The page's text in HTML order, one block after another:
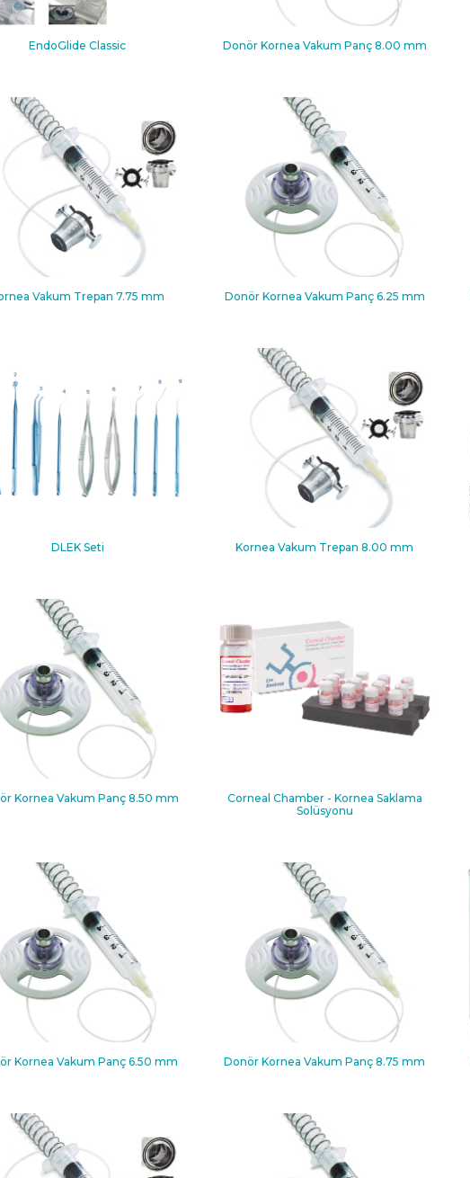
EndoGlide Classic Donör Kornea Vakum Panç 8.00 mm
Vakum Trepan 7.75 mm Donör Kornea Vakum Panç 6.25 mm
DLEK Seti Kornea Vakum Trepan 8.00 mm
Kornea Vakum Panç 8.50 mm
Corneal Chamber - Kornea Saklama
Solüsyonu
Kornea Vakum Panç 6.50 mm Donör Kornea Vakum Panç 8.75 mm